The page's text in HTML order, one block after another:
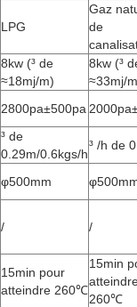
LPG
Gaz
de
8kw (³ de
≈18mj/m)
8kw (³
≈33mj/
2800pa±500pa
³ de
0.29m/0.6kgs/h
³ /h de
φ500mm
/ /
15min pour
atteindre 260℃
15min
260℃